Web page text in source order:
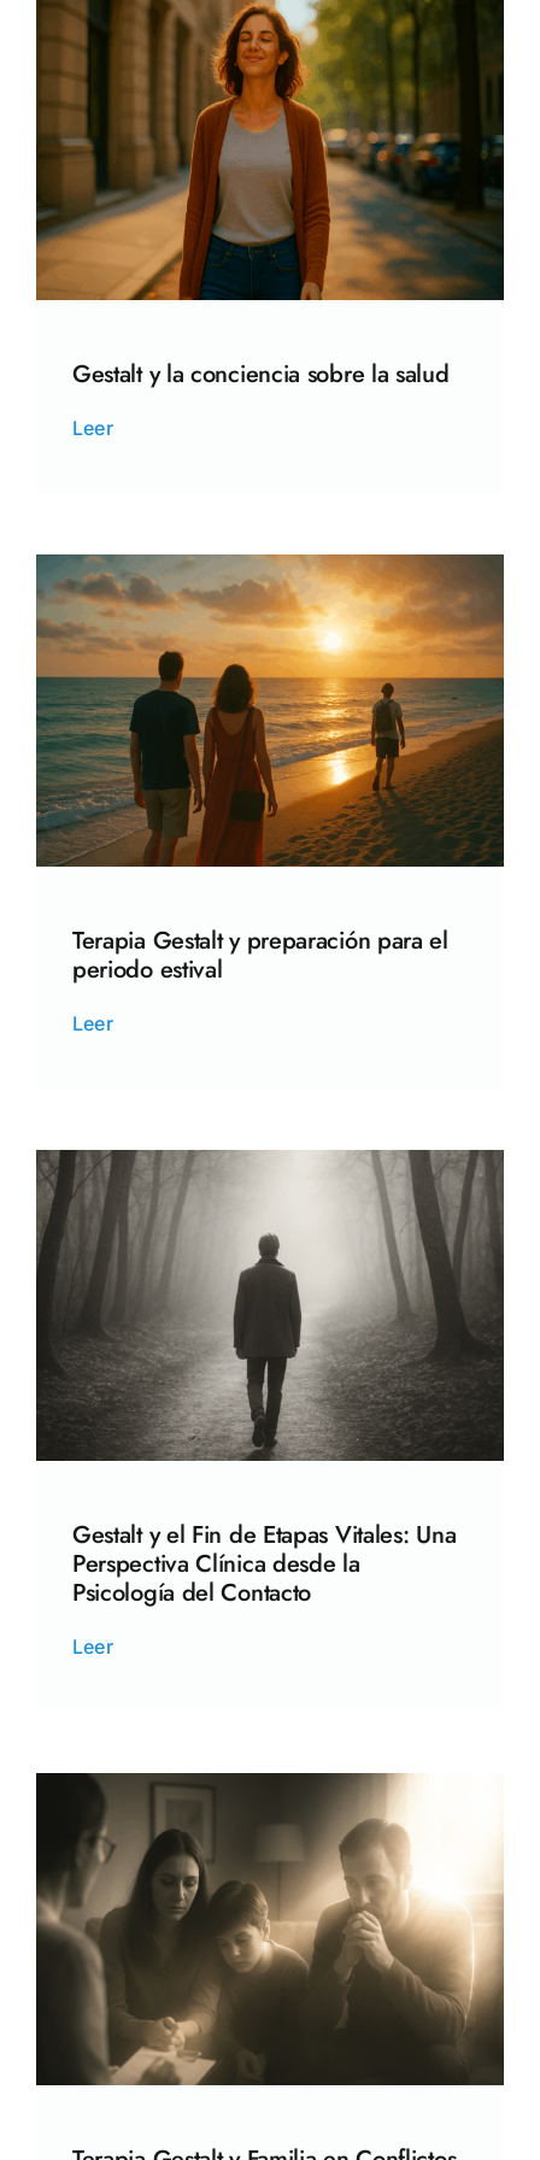
Gestalt y la conciencia sobre la salud
Leer
Terapia Gestalt y preparación para el
periodo estival
Leer
Gestalt y el Fin de Etapas Vitales: Una
Perspectiva Clínica desde la
Psicología del Contacto
Leer